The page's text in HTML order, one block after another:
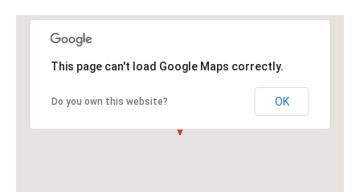
This page can't load Google Maps correctly.
Do you own this website? OK